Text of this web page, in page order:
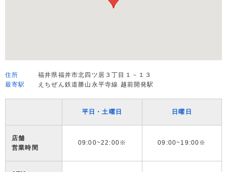
住所
福井県福井市北四ツ居３丁目１－１３
最寄駅
えちぜん鉄道勝山永平寺線 越前開発駅
平日・土曜日 日曜日
店舗
営業時間
09:00~22:00※ 09:00~19:00※